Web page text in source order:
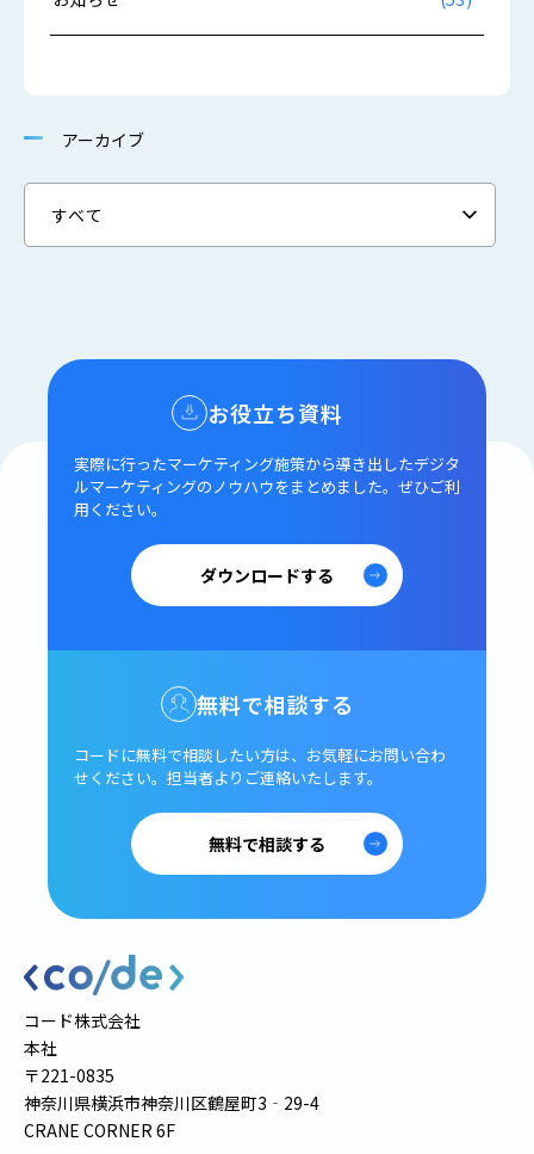
アーカイブ
お役立ち資料
実際に行ったマーケティング施策から導き出したデジタ
ルマーケティングのノウハウをまとめました。 ぜひご利
用ください。
ダウンロードする
無料で相談する
コードに無料で相談したい方は、 お気軽にお問い合わ
せください。 担当者よりご連絡いたします。
無料で相談する
コード株式会社
本社
〒221-0835
神奈川県横浜市神奈川区鶴屋町3‐29-4
CRANE CORNER 6F